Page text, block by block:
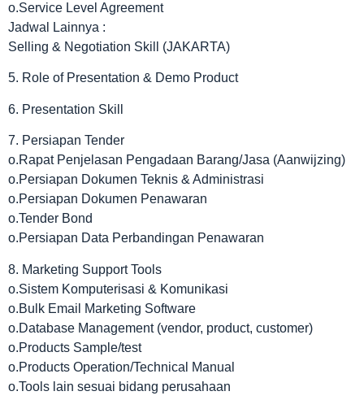
o.Service Level Agreement
Jadwal Lainnya :
Selling & Negotiation Skill (JAKARTA)
5. Role of Presentation & Demo Product
6. Presentation Skill
7. Persiapan Tender
o.Rapat Penjelasan Pengadaan Barang/Jasa (Aanwijzing)
o.Persiapan Dokumen Teknis & Administrasi
o.Persiapan Dokumen Penawaran
o.Tender Bond
o.Persiapan Data Perbandingan Penawaran
8. Marketing Support Tools
o.Sistem Komputerisasi & Komunikasi
o.Bulk Email Marketing Software
o.Database Management (vendor, product, customer)
o.Products Sample/test
o.Products Operation/Technical Manual
o.Tools lain sesuai bidang perusahaan